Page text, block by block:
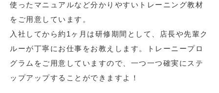
使ったマニュアルなど分かりやすいトレーニング教材
をご用意しています。
入社してから約1ヶ月は研修期間として、店長や先輩ク
ルーが丁寧にお仕事をお教えします。トレーニープロ
グラムをご用意していますので、一つ一つ確実にステ
ップアップすることができますよ！